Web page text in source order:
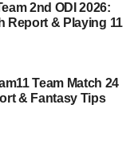
2nd ODI 2026:
Report & Playing 11
Team Match 24
& Fantasy Tips